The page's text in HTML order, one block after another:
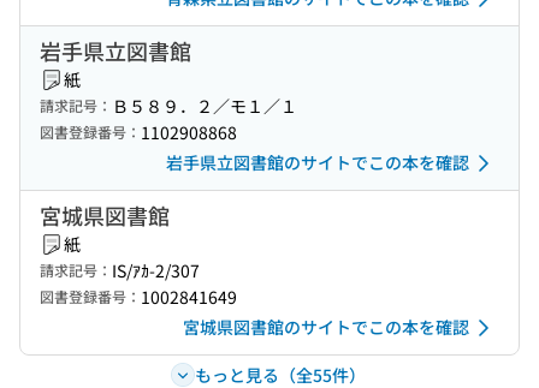
岩手県立図書館
紙
請求記号： Ｂ５８９．２／モ１／１
図書登録番号： 1102908868
岩手県立図書館のサイトでこの本を確認
宮城県図書館
紙
請求記号： IS/ｱｶ-2/307
図書登録番号： 1002841649
宮城県図書館のサイトでこの本を確認
もっと見る（全55件）